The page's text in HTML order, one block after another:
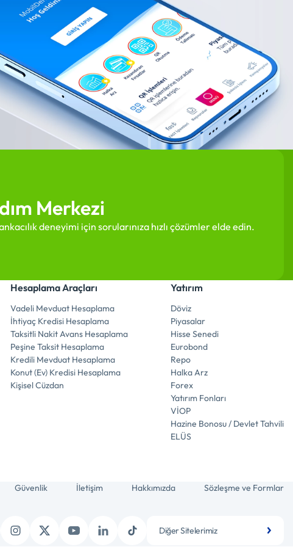
Merkezi
deneyimi için sorularınıza hızlı çözümler elde edin.
Hesaplama Araçları
Vadeli Mevduat Hesaplama
İhtiyaç Kredisi Hesaplama
Taksitli Nakit Avans Hesaplama
Peşine Taksit Hesaplama
Kredili Mevduat Hesaplama
Konut (Ev) Kredisi Hesaplama
Kişisel Cüzdan
Yatırım
Döviz
Piyasalar
Hisse Senedi
Eurobond
Repo
Halka Arz
Forex
Yatırım Fonları
VİOP
Hazine Bonosu / Devlet Tahvili
ELÜS
Güvenlik İletişim Hakkımızda Sözleşme ve Formlar
Diğer Sitelerimiz